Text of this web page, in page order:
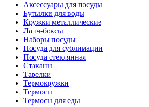
Аксессуары для посуды
Бутылки для воды
Кружки металлические
Ланч-боксы
Наборы посуды
Посуда для сублимации
Посуда стеклянная
Стаканы
Тарелки
Термокружки
Термосы
Термосы для еды